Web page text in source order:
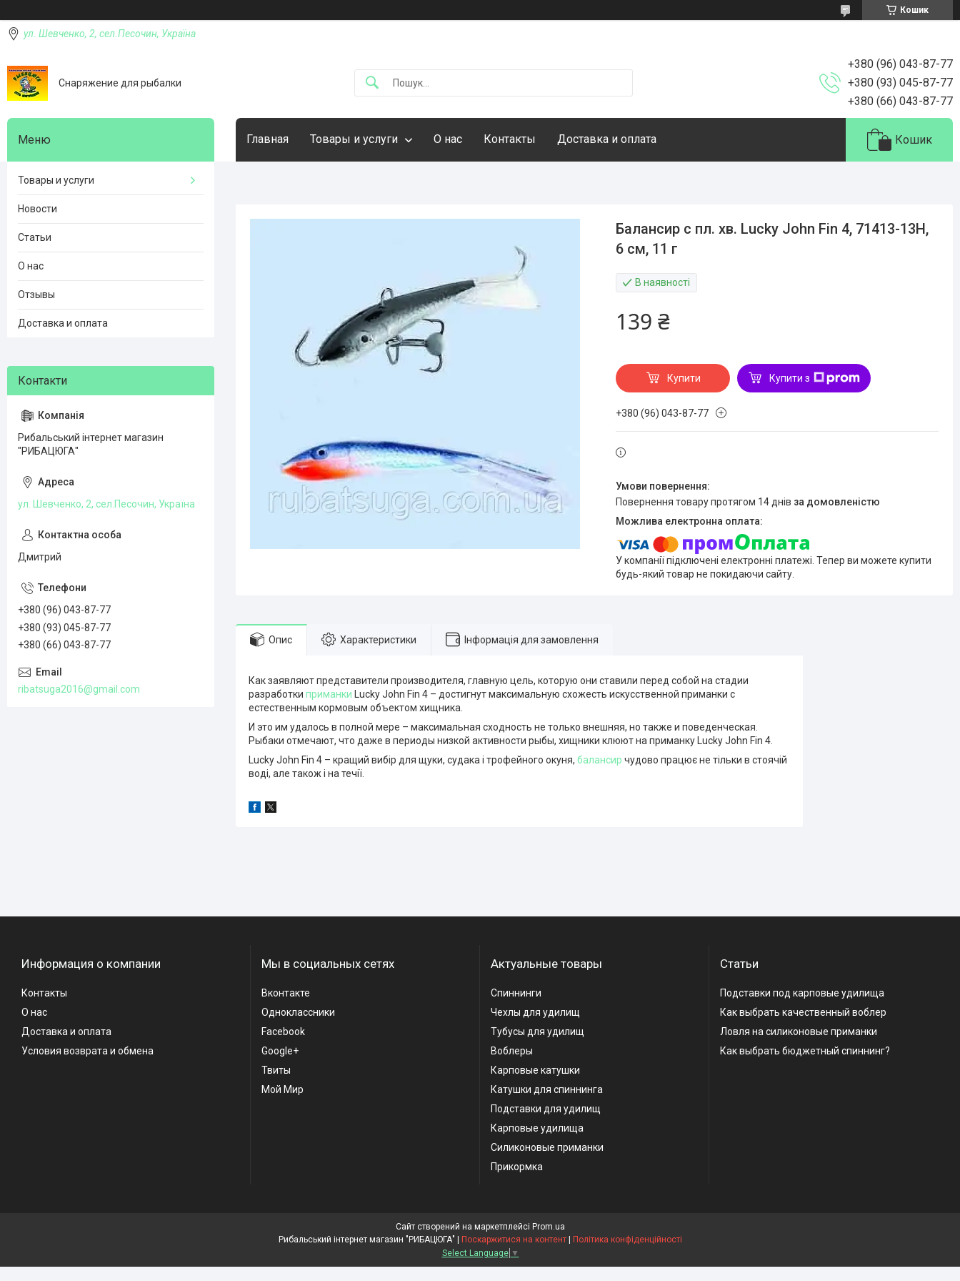
Кошик
ул. Шевченко, 2, сел.Песочин, Україна
Снаряжение для рыбалки
+380 (96) 043-87-77
+380 (93) 045-87-77
+380 (66) 043-87-77
Главная Товары и услуги О нас Контакты Доставка и оплата Кошик
Балансир с пл. хв. Lucky John Fin 4, 71413-13H,
6 см, 11 г
В наявності
139 ₴
Купити Купити з
+380 (96) 043-87-77
повернення товару протягом 14 днів за домовленістю
У компанії підключені електронні платежі. Тепер ви можете купити
будь-який товар не покидаючи сайту.
Опис Характеристики Інформація для замовлення
Как заявляют представители производителя, главную цель, которую они ставили перед собой на стадии
разработки приманки Lucky John Fin 4 – достигнут максимальную схожесть искусственной приманки с
естественным кормовым объектом хищника.
И это им удалось в полной мере – максимальная сходность не только внешняя, но также и поведенческая.
Рыбаки отмечают, что даже в периоды низкой активности рыбы, хищники клюют на приманку Lucky John Fin 4.
Lucky John Fin 4 – кращий вибір для щуки, судака і трофейного окуня, балансир чудово працює не тільки в стоячій
воді, але також і на течії.
Товары и услуги
Новости
Статьи
О нас
Отзывы
Доставка и оплата
Рибальський інтернет магазин
"РИБАЦЮГА"
ул. Шевченко, 2, сел.Песочин, Україна
Дмитрий
+380 (96) 043-87-77
+380 (93) 045-87-77
+380 (66) 043-87-77
ribatsuga2016@gmail.com
Информация о компании
Контакты
О нас
Доставка и оплата
Условия возврата и обмена
Мы в социальных сетях
Вконтакте
Одноклассники
Facebook
Google+
Твиты
Мой Мир
Актуальные товары
Спиннинги
Чехлы для удилищ
Тубусы для удилищ
Воблеры
Карповые катушки
Катушки для спиннинга
Подставки для удилищ
Карповые удилища
Силиконовые приманки
Прикормка
Статьи
Подставки под карповые удилища
Как выбрать качественный воблер
Ловля на силиконовые приманки
Как выбрать бюджетный спиннинг?
Сайт створений на маркетплейсі Prom.ua
Поскаржитися на контент
Політика конфіденційності
Select Language ▼